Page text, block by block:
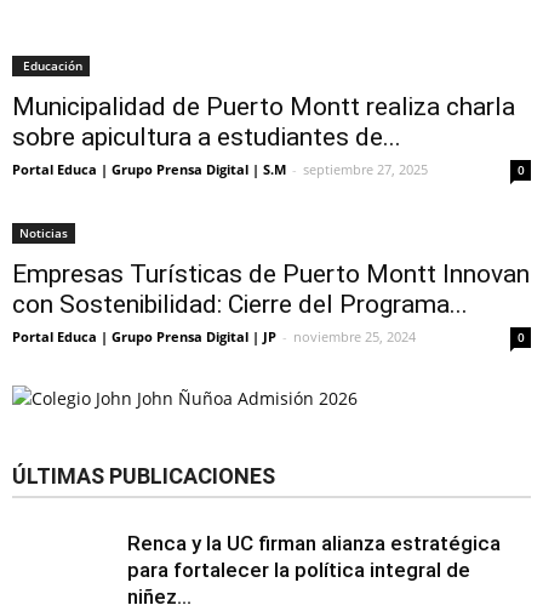
Educación
Municipalidad de Puerto Montt realiza charla
sobre apicultura a estudiantes de...
Portal Educa | Grupo Prensa Digital | S.M - septiembre 27, 2025 0
Noticias
Empresas Turísticas de Puerto Montt Innovan
con Sostenibilidad: Cierre del Programa...
Portal Educa | Grupo Prensa Digital | JP - noviembre 25, 2024 0
ÚLTIMAS PUBLICACIONES
Renca y la UC firman alianza estratégica
para fortalecer la política integral de
niñez...